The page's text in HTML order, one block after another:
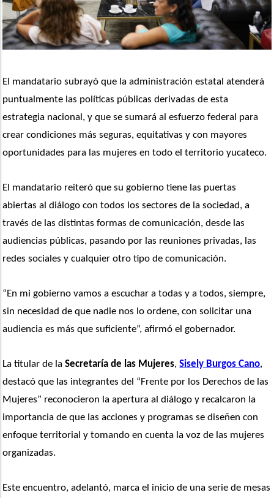
El mandatario subrayó que la administración estatal atenderá
puntualmente las políticas públicas derivadas de esta
estrategia nacional, y que se sumará al esfuerzo federal para
crear condiciones más seguras, equitativas y con mayores
oportunidades para las mujeres en todo el territorio yucateco.
El mandatario reiteró que su gobierno tiene las puertas
abiertas al diálogo con todos los sectores de la sociedad, a
través de las distintas formas de comunicación, desde las
audiencias públicas, pasando por las reuniones privadas, las
redes sociales y cualquier otro tipo de comunicación.
“En mi gobierno vamos a escuchar a todas y a todos, siempre,
sin necesidad de que nadie nos lo ordene, con solicitar una
audiencia es más que suficiente”, afirmó el gobernador.
La titular de la Secretaría de las Mujeres, Sisely Burgos Cano,
destacó que las integrantes del “Frente por los Derechos de las
Mujeres” reconocieron la apertura al diálogo y recalcaron la
importancia de que las acciones y programas se diseñen con
enfoque territorial y tomando en cuenta la voz de las mujeres
organizadas.
Este encuentro, adelantó, marca el inicio de una serie de mesas